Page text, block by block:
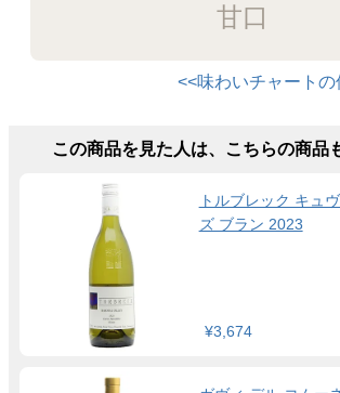
甘口
<<味わいチャート
この商品を見た人は、こちらの商品
トルブレック キュ
ズ ブラン 2023
¥3,674